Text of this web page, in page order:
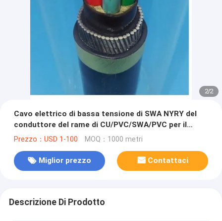
2/2
Cavo elettrico di bassa tensione di SWA NYRY del
conduttore del rame di CU/PVC/SWA/PVC per il
tunnel
Prezzo：USD 1-100 MOQ：1000 metri
Miglior prezzo Contattaci
Descrizione Di Prodotto